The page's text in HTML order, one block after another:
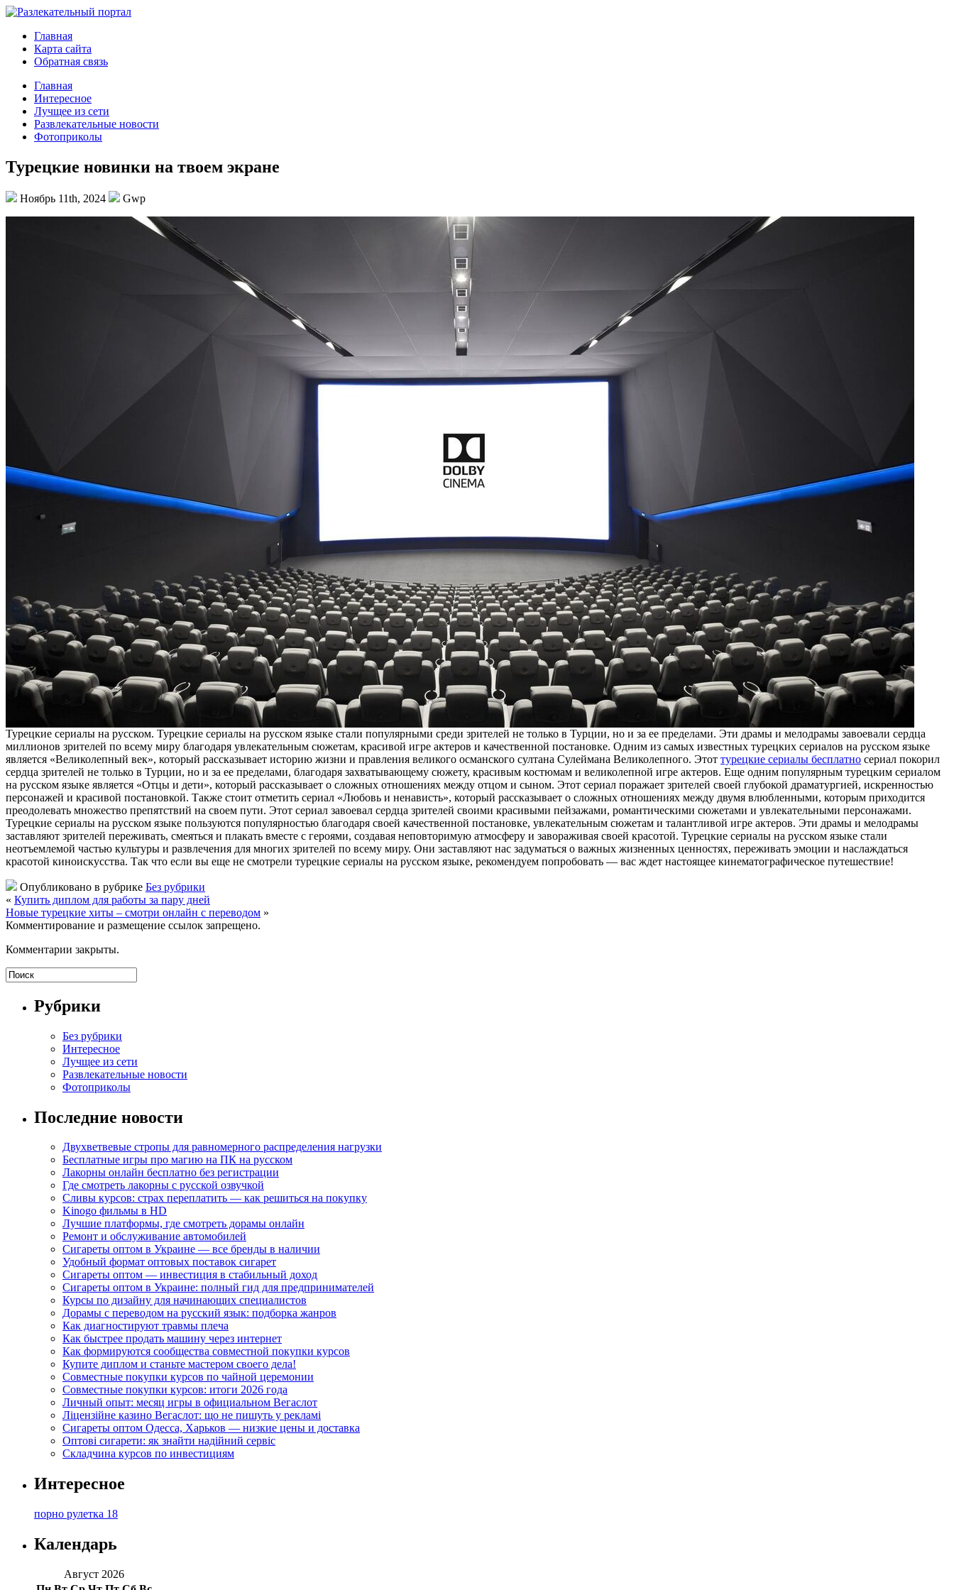
Главная
Карта сайта
Обратная связь
Главная
Интересное
Лучщее из сети
Развлекательные новости
Фотоприколы
Турецкие новинки на твоем экране
Ноябрь 11th, 2024 Gwp
Турeцкиe сeриaлы нa русском. Турецкие сериалы на русском языке стали популярными среди зрителей не только в Турции, но и за ее пределами. Эти драмы и мелодрамы завоевали сердца
миллионов зрителей по всему миру благодаря увлекательным сюжетам, красивой игре актеров и качественной постановке. Одним из самых известных турецких сериалов на русском языке
является «Великолепный век», который рассказывает историю жизни и правления великого османского султана Сулеймана Великолепного. Этот турецкие сериалы бесплатно сериал покорил
сердца зрителей не только в Турции, но и за ее пределами, благодаря захватывающему сюжету, красивым костюмам и великолепной игре актеров. Еще одним популярным турецким сериалом
на русском языке является «Отцы и дети», который рассказывает о сложных отношениях между отцом и сыном. Этот сериал поражает зрителей своей глубокой драматургией, искренностью
персонажей и красивой постановкой. Также стоит отметить сериал «Любовь и ненависть», который рассказывает о сложных отношениях между двумя влюбленными, которым приходится
преодолевать множество препятствий на своем пути. Этот сериал завоевал сердца зрителей своими красивыми пейзажами, романтическими сюжетами и увлекательными персонажами.
Турецкие сериалы на русском языке пользуются популярностью благодаря своей качественной постановке, увлекательным сюжетам и талантливой игре актеров. Эти драмы и мелодрамы
заставляют зрителей переживать, смеяться и плакать вместе с героями, создавая неповторимую атмосферу и завораживая своей красотой. Турецкие сериалы на русском языке стали
неотъемлемой частью культуры и развлечения для многих зрителей по всему миру. Они заставляют нас задуматься о важных жизненных ценностях, переживать эмоции и наслаждаться
красотой киноискусства. Так что если вы еще не смотрели турецкие сериалы на русском языке, рекомендуем попробовать — вас ждет настоящее кинематографическое путешествие!
Опубликовано в рубрике Без рубрики
« Купить диплом для работы за пару дней
Новые турецкие хиты – смотри онлайн с переводом »
Комментирование и размещение ссылок запрещено.
Комментарии закрыты.
Рубрики
Без рубрики
Интересное
Лучщее из сети
Развлекательные новости
Фотоприколы
Последние новости
Двухветвевые стропы для равномерного распределения нагрузки
Бесплатные игры про магию на ПК на русском
Лакорны онлайн бесплатно без регистрации
Где смотреть лакорны с русской озвучкой
Сливы курсов: страх переплатить — как решиться на покупку
Kinogo фильмы в HD
Лучшие платформы, где смотреть дорамы онлайн
Ремонт и обслуживание автомобилей
Сигареты оптом в Украине — все бренды в наличии
Удобный формат оптовых поставок сигарет
Сигареты оптом — инвестиция в стабильный доход
Сигареты оптом в Украине: полный гид для предпринимателей
Курсы по дизайну для начинающих специалистов
Дорамы с переводом на русский язык: подборка жанров
Как диагностируют травмы плеча
Как быстрее продать машину через интернет
Как формируются сообщества совместной покупки курсов
Купите диплом и станьте мастером своего дела!
Совместные покупки курсов по чайной церемонии
Совместные покупки курсов: итоги 2026 года
Личный опыт: месяц игры в официальном Вегаслот
Ліцензійне казино Вегаслот: що не пишуть у рекламі
Сигареты оптом Одесса, Харьков — низкие цены и доставка
Оптові сигарети: як знайти надійний сервіс
Складчина курсов по инвестициям
Интересное
порно рулетка 18
Календарь
Август 2026